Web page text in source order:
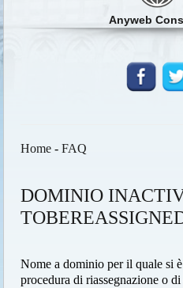
Anyweb
Home -FAQ
DOMINIO
Nome a dominio per il quale si
procedura di riassegnazione o